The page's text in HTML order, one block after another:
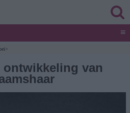
≡
>
ontwikkeling van